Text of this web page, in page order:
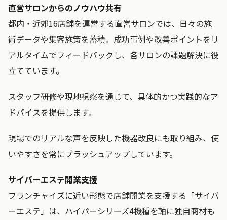
直営サロンからのノウハウ共有
都内・近郊16店舗を運営する直営サロンでは、日々の施
術データや集客施策を蓄積。成功事例や改善ポイントをリ
アルタイムでフィードバックし、各サロンの課題解決に役
立てています。
スタッフ研修や現地視察を通じて、具体的かつ実践的なア
ドバイスを提供します。
現場でのリアルな声を反映した機器改良にも取り組み、使
いやすさを常にブラッシュアップしています。
サイバーエステ開業支援
フランチャイズに近い形態で店舗開業を支援する「サイバ
ーエステ」は、ハイパーシリーズ4機種を軸に独自商材も